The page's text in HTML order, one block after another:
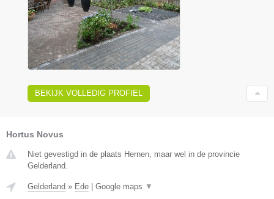
BEKIJK VOLLEDIG PROFIEL
Hortus Novus
Niet gevestigd in de plaats Hernen, maar wel in de provincie
Gelderland.
Gelderland » Ede Google maps ▼